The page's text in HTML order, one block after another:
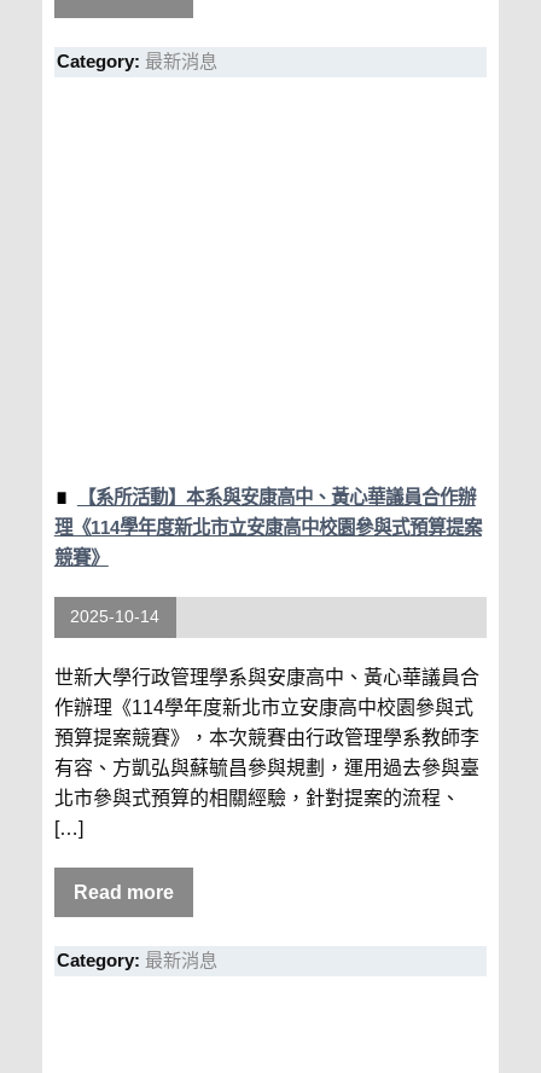
Category: 最新消息
【系所活動】本系與安康高中、黃心華議員合作辦
理《114學年度新北市立安康高中校園參與式預算提案
競賽》
2025-10-14
世新大學行政管理學系與安康高中、黃心華議員合
作辦理《114學年度新北市立安康高中校園參與式
預算提案競賽》，本次競賽由行政管理學系教師李
有容、方凱弘與蘇毓昌參與規劃，運用過去參與臺
北市參與式預算的相關經驗，針對提案的流程、
[…]
Read more
Category: 最新消息